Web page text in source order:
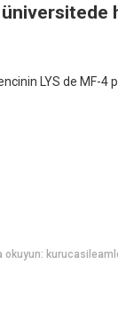
LYS de MF-4
okuyun: